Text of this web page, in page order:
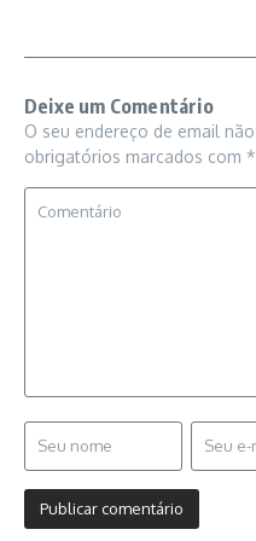
Deixe um Comentário
O seu endereço de email
obrigatórios marcados com *